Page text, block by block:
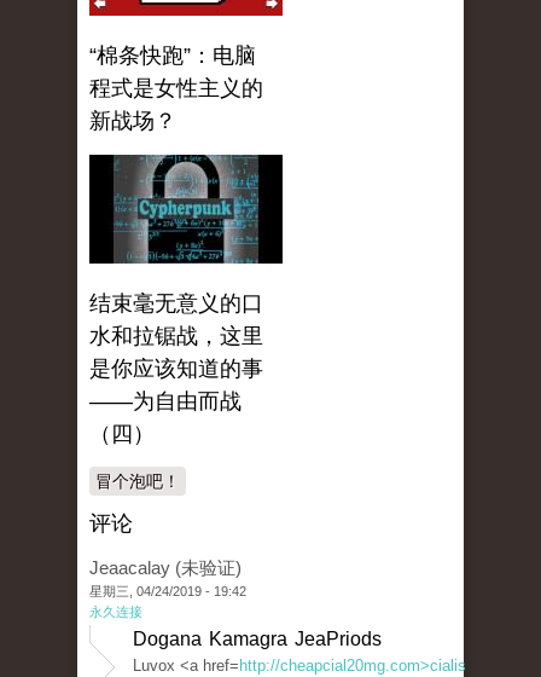
“棉条快跑”：电脑
程式是女性主义的
新战场？
结束毫无意义的口
水和拉锯战，这里
是你应该知道的事
——为自由而战
（四）
冒个泡吧！
评论
Jeaacalay (未验证)
星期三, 04/24/2019 - 19:42
永久连接
Dogana Kamagra JeaPriods
Luvox <a href= http://cheapcial20mg.com>cialis